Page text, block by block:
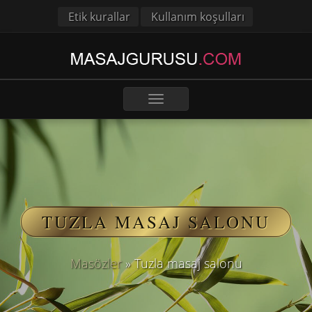
Etik kurallar Kullanım koşulları
Toggle
navigation
TUZLA MASAJ SALONU
Masözler»Tuzla masaj salonu